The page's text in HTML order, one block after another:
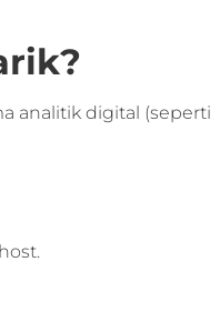
analitik digital (seperti